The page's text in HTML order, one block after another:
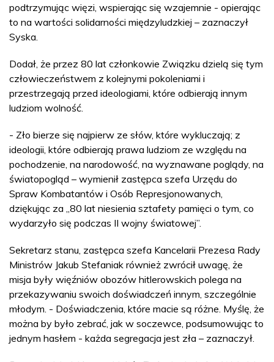
podtrzymując więzi, wspierając się wzajemnie - opierając
to na wartości solidarności międzyludzkiej – zaznaczył
Syska.
Dodał, że przez 80 lat członkowie Związku dzielą się tym
człowieczeństwem z kolejnymi pokoleniami i
przestrzegają przed ideologiami, które odbierają innym
ludziom wolność.
- Zło bierze się najpierw ze słów, które wykluczają; z
ideologii, które odbierają prawa ludziom ze względu na
pochodzenie, na narodowość, na wyznawane poglądy, na
światopogląd – wymienił zastępca szefa Urzędu do
Spraw Kombatantów i Osób Represjonowanych,
dziękując za „80 lat niesienia sztafety pamięci o tym, co
wydarzyło się podczas II wojny światowej”.
Sekretarz stanu, zastępca szefa Kancelarii Prezesa Rady
Ministrów Jakub Stefaniak również zwrócił uwagę, że
misja były więźniów obozów hitlerowskich polega na
przekazywaniu swoich doświadczeń innym, szczególnie
młodym. - Doświadczenia, które macie są różne. Myślę, że
można by było zebrać, jak w soczewce, podsumowując to
jednym hasłem - każda segregacja jest zła – zaznaczył.